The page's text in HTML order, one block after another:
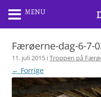
Færøerne-dag-6-7-
11. juli 2015 iTroppen på
← Forrige
MENU